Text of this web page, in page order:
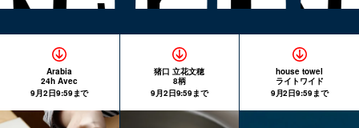
Arabia
24h Avec
9月2日9:59まで
猪口 立花文穂
8柄
9月2日9:59まで
house towel
ライトワイド
9月2日9:59まで